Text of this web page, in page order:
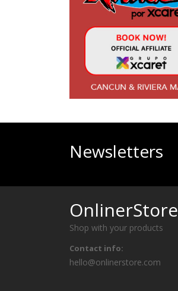
Newsletters
OnlinerStore
Shop with your products
Contact info:
hello@onlinerstore.com